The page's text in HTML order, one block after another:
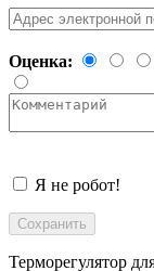
Оценка:
Я не робот!
Терморегулятор